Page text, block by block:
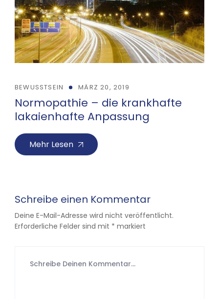
BEWUSSTSEIN MÄRZ 20, 2019
Normopathie – die krankhafte
lakaienhafte Anpassung
Mehr Lesen
Schreibe einen Kommentar
Deine E-Mail-Adresse wird nicht veröffentlicht.
Erforderliche Felder sind mit * markiert